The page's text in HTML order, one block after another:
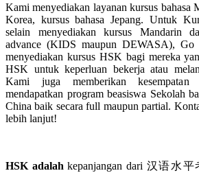
Kami menyediakan layanan kursus bahasa
Korea, kursus bahasa Jepang. Untuk
selain menyediakan kursus Mandarin
advance (KIDS maupun DEWASA), Go
menyediakan kursus HSK bagi mereka
HSK untuk keperluan bekerja atau
Kami juga memberikan
mendapatkan program beasiswa Sekolah
China baik secara full maupun partial.
lebih lanjut!
HSK adalah kepanjangan dari 汉语水